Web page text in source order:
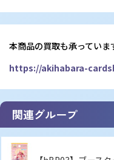
本商品の買取も承ってい
https://akihabara-
関連グループ